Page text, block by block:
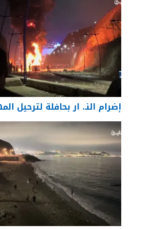
إضرام النـ. ار بحافلة لترحيل